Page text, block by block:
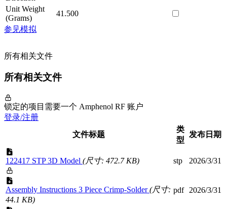
Unit Weight
(Grams)
41.500
参见模拟
所有相关文件
所有相关文件
锁定的项目需要一个 Amphenol RF 账户
登录/注册
文件标题
类
型
发布日期
122417 STP 3D Model (尺寸: 472.7 KB) stp 2026/3/31
Assembly Instructions 3 Piece Crimp-Solder(尺寸:
44.1 KB)
pdf 2026/3/31